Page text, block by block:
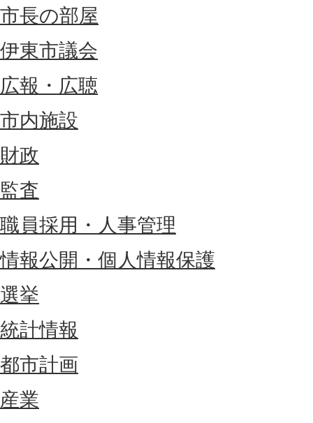
市長の部屋
伊東市議会
広報・広聴
市内施設
財政
監査
職員採用・人事管理
情報公開・個人情報保護
選挙
統計情報
都市計画
産業